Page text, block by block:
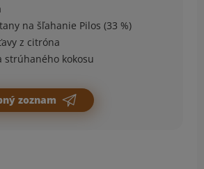
na šľahanie Pilos (33 %)
z citróna
strúhaného kokosu
zoznam